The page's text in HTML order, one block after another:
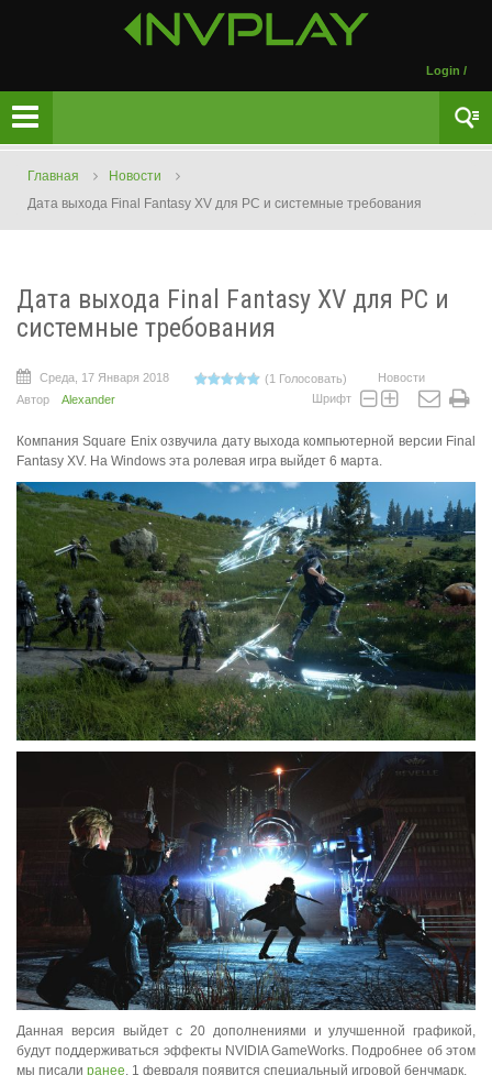
Login /
Главная
Новости
Дата выхода Final Fantasy XV для PC и системные требования
Дата выхода Final Fantasy XV для PC и
системные требования
Среда, 17 Января 2018 (1 Голосовать)
Новости
Автор
Alexander Шрифт
Компания Square Enix озвучила дату выхода компьютерной версии Final
Fantasy XV. На Windows эта ролевая игра выйдет 6 марта.
Данная версия выйдет с 20 дополнениями и улучшенной графикой,
будут поддерживаться эффекты NVIDIA GameWorks. Подробнее об этом
мы писали ранее. 1 февраля появится специальный игровой бенчмарк.